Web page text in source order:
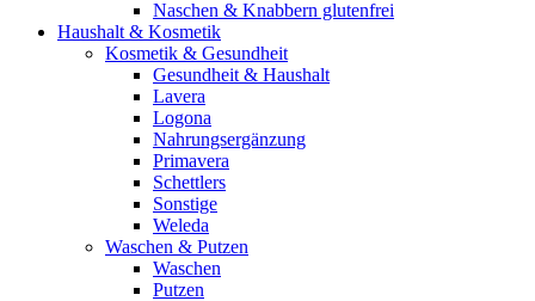
Naschen & Knabbern glutenfrei
Haushalt & Kosmetik
Kosmetik & Gesundheit
Gesundheit & Haushalt
Lavera
Logona
Nahrungsergänzung
Primavera
Schettlers
Sonstige
Weleda
Waschen & Putzen
Waschen
Putzen